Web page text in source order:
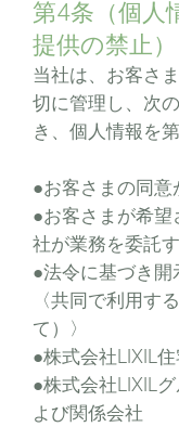
第4条（個人
提供の禁止）
当社は、お客さ
切に管理し、次
き、個人情報を
●お客さまの同意
●お客さまが希
社が業務を委託
●法令に基づき
〈共同で利用す
て）〉
●株式会社LIXIL
●株式会社LIXIL
よび関係会社